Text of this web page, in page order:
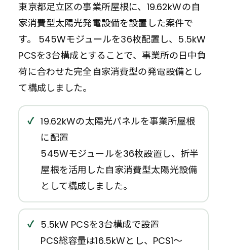
東京都足立区の事業所屋根に、19.62kWの自
家消費型太陽光発電設備を設置した案件で
す。 545Wモジュールを36枚配置し、5.5kW
PCSを3台構成とすることで、事業所の日中負
荷に合わせた完全自家消費型の発電設備とし
て構成しました。
19.62kWの太陽光パネルを事業所屋根
に配置
545Wモジュールを36枚設置し、折半
屋根を活用した自家消費型太陽光設備
として構成しました。
5.5kW PCSを3台構成で設置
PCS総容量は16.5kWとし、PCS1〜